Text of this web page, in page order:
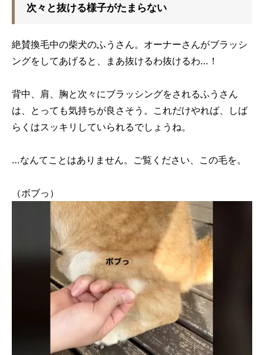
次々と抜ける様子がたまらない
絶賛換毛中の柴犬のふうさん。オーナーさんがブラッシ
ングをしてあげると、まあ抜けるわ抜けるわ…！
背中、肩、胸と次々にブラッシングをされるふうさん
は、とっても気持ちが良さそう。これだけやれば、しば
らくはスッキリしていられるでしょうね。
…なんてことはありません。ご覧ください、この毛を。
（ボブっ）